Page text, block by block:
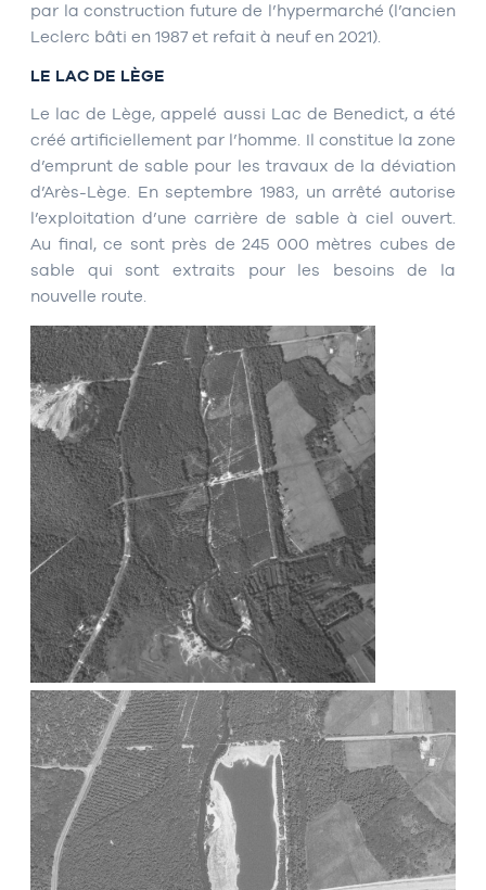
par la construction future de l’hypermarché (l’ancien
Leclerc bâti en 1987 et refait à neuf en 2021).
LE LAC DE LÈGE
Le lac de Lège, appelé aussi Lac de Benedict, a été
créé artificiellement par l’homme. Il constitue la zone
d’emprunt de sable pour les travaux de la déviation
d’Arès-Lège. En septembre 1983, un arrêté autorise
l’exploitation d’une carrière de sable à ciel ouvert.
Au final, ce sont près de 245 000 mètres cubes de
sable qui sont extraits pour les besoins de la
nouvelle route.